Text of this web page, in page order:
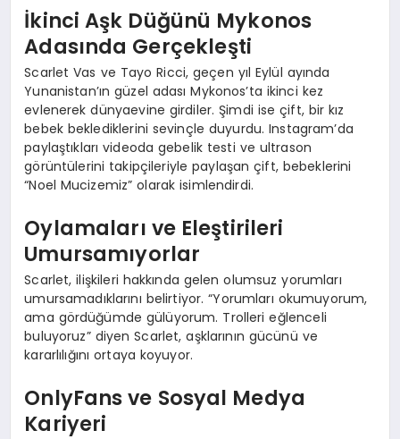
İkinci Aşk Düğünü Mykonos
Adasında Gerçekleşti
Scarlet Vas ve Tayo Ricci, geçen yıl Eylül ayında
Yunanistan’ın güzel adası Mykonos’ta ikinci kez
evlenerek dünyaevine girdiler. Şimdi ise çift, bir kız
bebek beklediklerini sevinçle duyurdu. Instagram’da
paylaştıkları videoda gebelik testi ve ultrason
görüntülerini takipçileriyle paylaşan çift, bebeklerini
“Noel Mucizemiz” olarak isimlendirdi.
Oylamaları ve Eleştirileri
Umursamıyorlar
Scarlet, ilişkileri hakkında gelen olumsuz yorumları
umursamadıklarını belirtiyor. “Yorumları okumuyorum,
ama gördüğümde gülüyorum. Trolleri eğlenceli
buluyoruz” diyen Scarlet, aşklarının gücünü ve
kararlılığını ortaya koyuyor.
OnlyFans ve Sosyal Medya
Kariyeri